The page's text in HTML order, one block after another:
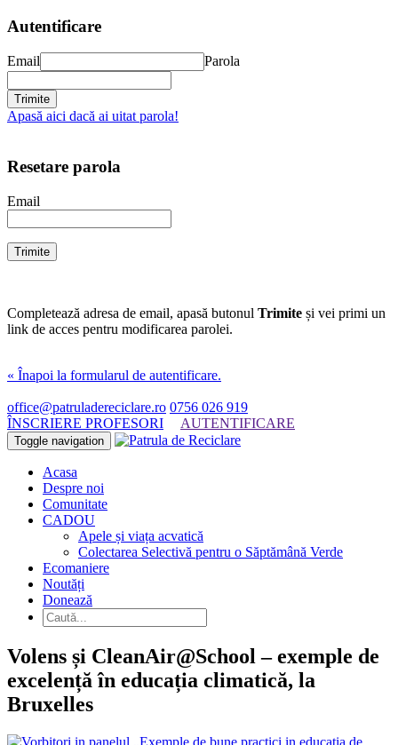
Autentificare
Email Parola
Apasă aici dacă ai uitat parola!
Resetare parola
Email
Completează adresa de email, apasă butonul Trimite și vei primi un
link de acces pentru modificarea parolei.
« Înapoi la formularul de autentificare.
office@patruladereciclare.ro 0756 026 919
ÎNSCRIERE PROFESORI
AUTENTIFICARE
Toggle navigation
Acasa
Despre noi
Comunitate
CADOU
Apele și viața acvatică
Colectarea Selectivă pentru o Săptămână Verde
Ecomaniere
Noutăți
Donează
Volens și CleanAir@School – exemple de
excelență în educația climatică, la
Bruxelles